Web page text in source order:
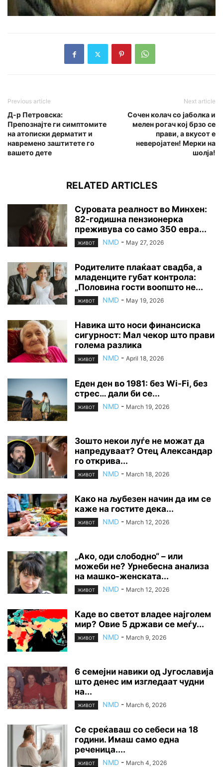
Previous article
Д-р Петровска:
Препознајте ги симптомите
на атописки дерматит и
навремено заштитете го
вашето дете
Next article
Сочен колач со јаболка и
мелен рогач кој брзо се
прави, а вкусот е
неверојатен! Мерки на
шолја!
RELATED ARTICLES
Суровата реалност во Минхен:
82-годишна пензионерка
преживува со само 350 евра...
ЖИВОТ NMD - May 27, 2026
Родителите плаќаат свадба, а
младенците губат контрола:
„Половина гости воопшто не...
ЖИВОТ NMD - May 19, 2026
Навика што носи финансиска
сигурност: Мал чекор што прави
голема разлика
ЖИВОТ NMD - April 18, 2026
Еден ден во 1981: без Wi-Fi, без
стрес… дали би се...
ЖИВОТ NMD - March 19, 2026
Зошто некои луѓе не можат да
напредуваат? Отец Александар
го открива...
ЖИВОТ NMD - March 18, 2026
Како на љубезен начин да им се
каже на гостите дека...
ЖИВОТ NMD - March 12, 2026
„Ако, оди слободно“ – или
можеби не? Урнебесна анализа
на машко-женската...
ЖИВОТ NMD - March 12, 2026
Каде во светот владее најголем
мир? Овие 5 држави се меѓу...
ЖИВОТ NMD - March 9, 2026
6 семејни навики од Југославија
што денес им изгледаат чудни
на...
ЖИВОТ NMD - March 6, 2026
Се среќаваш со себеси на 18
години. Имаш само една
реченица....
ЖИВОТ NMD - March 4, 2026